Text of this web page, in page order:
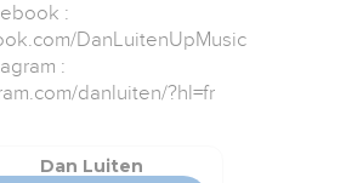
:
DanLuitenUpMusic
:
danluiten/?hl=fr
Dan Luiten